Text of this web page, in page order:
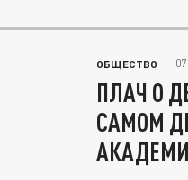
ОБЩЕСТВО
ПЛАЧ О
САМОМ